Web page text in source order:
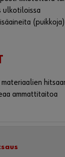
ulkotiloissa
(puikkoja)
ammattitaitoa